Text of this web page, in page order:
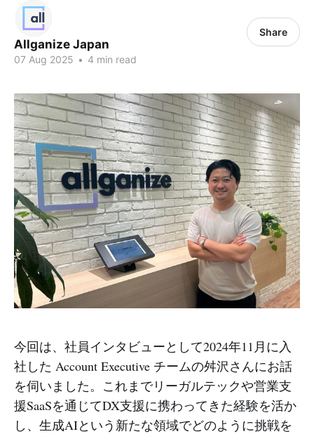
Allganize Japan
07 Aug 2025 • 4 min read
Share
今回は、社員インタビューとして2024年11月に入
社した Account Executive チームの舛沢さんにお話
を伺いました。これまでリーガルテックや営業支
援SaaSを通じてDX支援に携わってきた経験を活か
し、生成AIという新たな領域でどのように挑戦を